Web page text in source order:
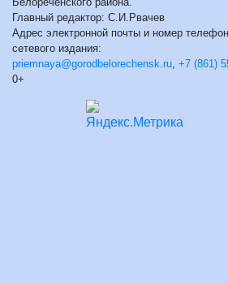
Главный редактор: С.И.Рвачев
Адрес электронной почты и номер
сетевого издания:
priemnaya@gorodbelorechensk.ru +7 (861)
0+